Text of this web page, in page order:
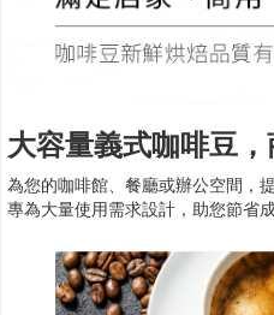
大容量義式咖啡豆，
為您的咖啡館、餐廳或辦公空間，
專為大量使用需求設計，助您節省